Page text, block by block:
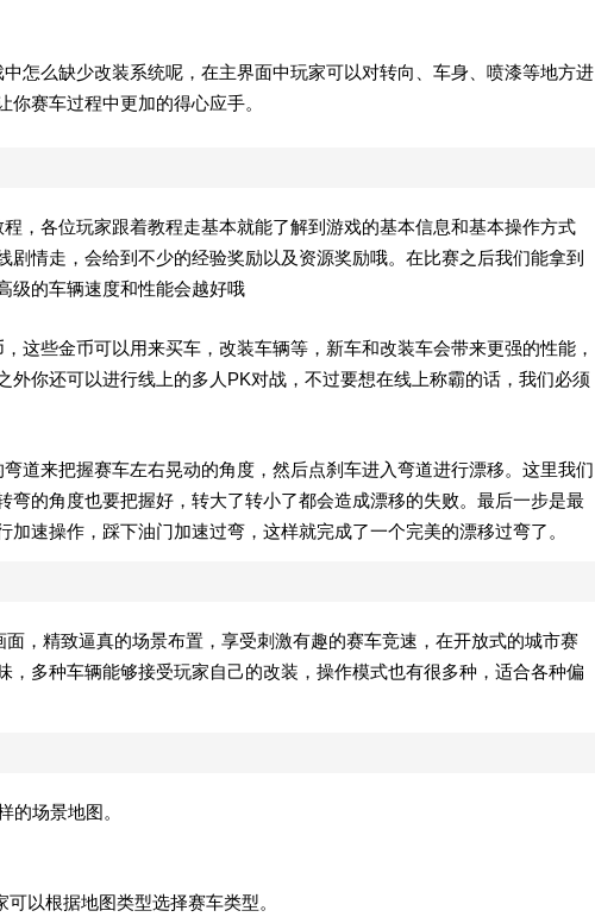
怎么缺少改装系统呢，在主界面中玩家可以对转向、车身、喷漆等地方进
赛车过程中更加的得心应手。
，各位玩家跟着教程走基本就能了解到游戏的基本信息和基本操作方式
情走，会给到不少的经验奖励以及资源奖励哦。在比赛之后我们能拿到
级的车辆速度和性能会越好哦
这些金币可以用来买车，改装车辆等，新车和改装车会带来更强的性能，
外你还可以进行线上的多人PK对战，不过要想在线上称霸的话，我们必须
道来把握赛车左右晃动的角度，然后点刹车进入弯道进行漂移。这里我们
弯的角度也要把握好，转大了转小了都会造成漂移的失败。最后一步是最
速操作，踩下油门加速过弯，这样就完成了一个完美的漂移过弯了。
，精致逼真的场景布置，享受刺激有趣的赛车竞速，在开放式的城市赛
，多种车辆能够接受玩家自己的改装，操作模式也有很多种，适合各种偏
的场景地图。
以根据地图类型选择赛车类型。